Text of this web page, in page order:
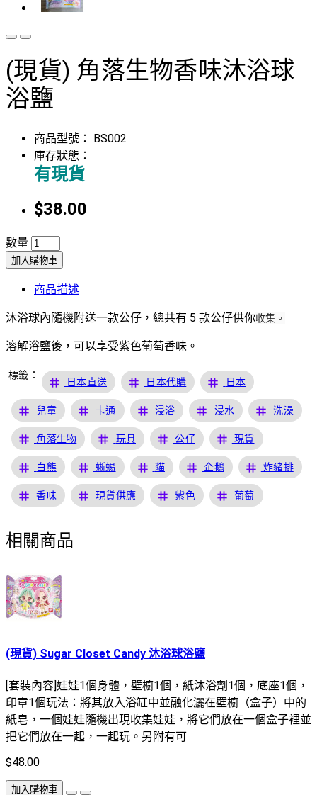
(現貨) 角落生物香味沐浴球
浴鹽
商品型號： BS002
庫存狀態：
有現貨
$38.00
數量
加入購物車
商品描述
沐浴球內隨機附送一款公仔，總共有 5 款公仔供你收集。
溶解浴鹽後，可以享受紫色葡萄香味。
標籤：
tag 日本直送 tag 日本代購 tag 日本
tag 兒童 tag 卡通 tag 浸浴 tag 浸水 tag 洗澡
tag 角落生物 tag 玩具 tag 公仔 tag 現貨
tag 白熊 tag 蜥蜴 tag 貓 tag 企鵝 tag 炸豬排
tag 香味 tag 現貨供應 tag 紫色 tag 葡萄
相關商品
(現貨) Sugar Closet Candy 沐浴球浴鹽
[套裝內容]娃娃1個身體，壁櫥1個，紙沐浴劑1個，底座1個，
印章1個玩法：將其放入浴缸中並融化灑在壁櫥（盒子）中的
紙皂，一個娃娃隨機出現收集娃娃，將它們放在一個盒子裡並
把它們放在一起，一起玩。另附有可..
$48.00
加入購物車